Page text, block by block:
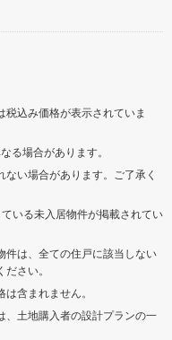
込み価格が表示されていま
る場合があります。
い場合があります。ご了承く
いる未入居物件が掲載されてい
件は、全ての住戸に該当しない
さい。
含まれません。
、土地購入者の設計プランの一